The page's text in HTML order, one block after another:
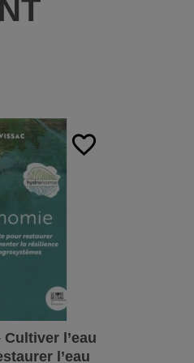
favorite_border
l’eau
l’eau